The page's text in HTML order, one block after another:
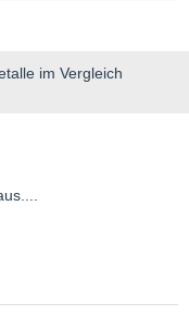
im Vergleich